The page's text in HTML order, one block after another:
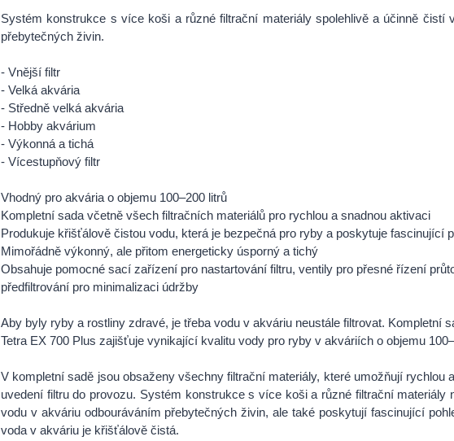
Systém konstrukce s více koši a různé filtrační materiály spolehlivě a účinně čistí
přebytečných živin.
- Vnější filtr
- Velká akvária
- Středně velká akvária
- Hobby akvárium
- Výkonná a tichá
- Vícestupňový filtr
Vhodný pro akvária o objemu 100–200 litrů
Kompletní sada včetně všech filtračních materiálů pro rychlou a snadnou aktivaci
Produkuje křišťálově čistou vodu, která je bezpečná pro ryby a poskytuje fascinující
Mimořádně výkonný, ale přitom energeticky úsporný a tichý
Obsahuje pomocné sací zařízení pro nastartování filtru, ventily pro přesné řízení
předfiltrování pro minimalizaci údržby
Aby byly ryby a rostliny zdravé, je třeba vodu v akváriu neustále filtrovat. Kompletní
Tetra EX 700 Plus zajišťuje vynikající kvalitu vody pro ryby v akváriích o objemu
V kompletní sadě jsou obsaženy všechny filtrační materiály, které umožňují rychlou
uvedení filtru do provozu. Systém konstrukce s více koši a různé filtrační materiály
vodu v akváriu odbouráváním přebytečných živin, ale také poskytují fascinující
voda v akváriu je křišťálově čistá.